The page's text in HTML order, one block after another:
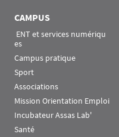
CAMPUS
es
Campus pratique
Sport
Associations
Mission Orientation Emploi
Incubateur Assas Lab'
Santé